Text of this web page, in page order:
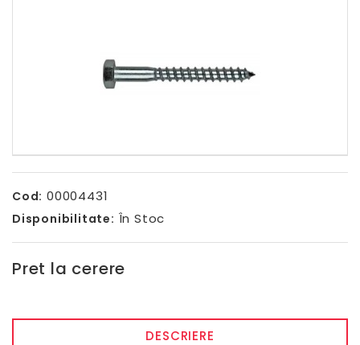
Cod: 00004431
Disponibilitate: În Stoc
Pret la cerere
DESCRIERE